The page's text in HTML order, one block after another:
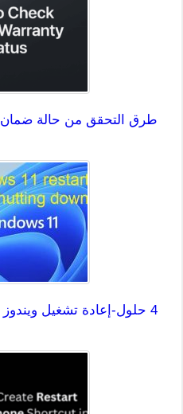
طرق التحقق من حالة ضمان iPhone
4 حلول-إعادة تشغيل ويندوز 11 بدلاً من إيقاف التشغيل